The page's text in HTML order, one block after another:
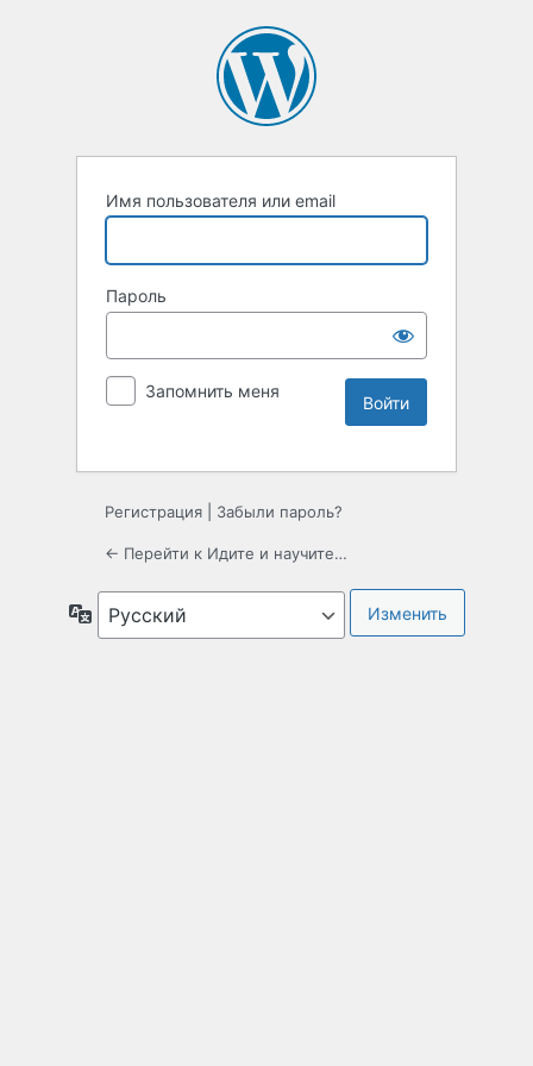
Имя пользователя или email
Пароль
Запомнить меня
Регистрация Забыли пароль?
← Перейти к Идите и научите…
Язык